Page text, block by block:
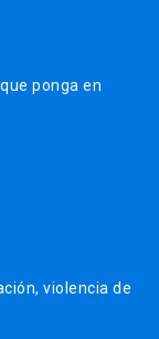
ponga en
violencia de